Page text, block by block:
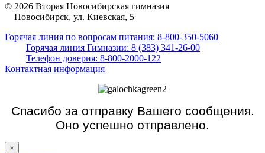
© 2026 Вторая Новосибирская гимназия
Новосибирск, ул. Киевская, 5
Горячая линия по вопросам питания: 8-800-350-5060
Горячая линия Гимназии: 8 (383) 341-26-00
Телефон доверия: 8-800-2000-122
Контактная информация
Спасибо за отправку Вашего сообщения.
Оно успешно отправлено.
×